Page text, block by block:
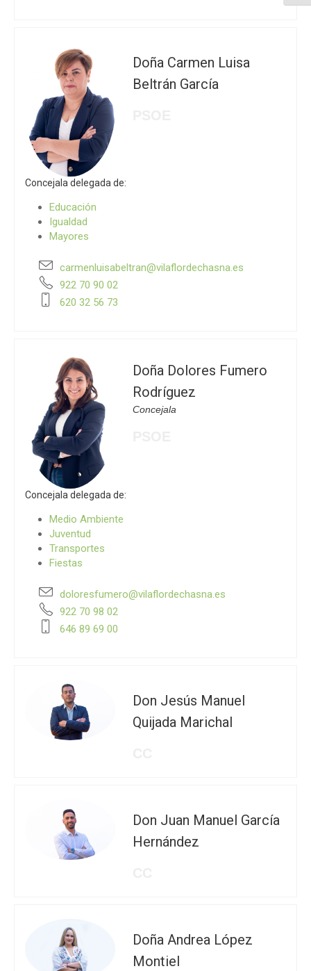
Doña Carmen Luisa
Beltrán García
Concejala delegada de:
Educación
Igualdad
Mayores
carmenluisabeltran@vilaflordechasna.es
922 70 90 02
620 32 56 73
Doña Dolores Fumero
Rodríguez
Concejala
Concejala delegada de:
Medio Ambiente
Juventud
Transportes
Fiestas
doloresfumero@vilaflordechasna.es
922 70 98 02
646 89 69 00
Don Jesús Manuel
Quijada Marichal
Don Juan Manuel García
Hernández
Doña Andrea López
Montiel